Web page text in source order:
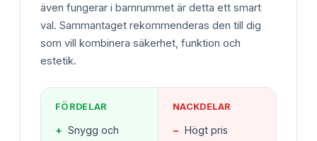
även fungerar i barnrummet är detta ett smart
val. Sammantaget rekommenderas den till dig
som vill kombinera säkerhet, funktion och
estetik.
FÖRDELAR
+ Snygg och
NACKDELAR
− Högt pris